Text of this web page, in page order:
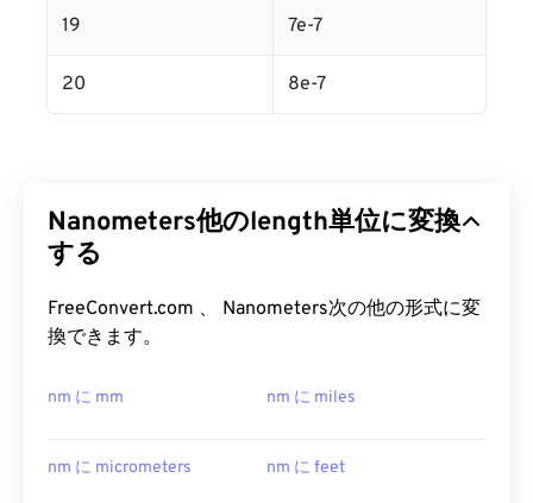
19 7e-7
20 8e-7
Nanometers他のlength単位に変換
する
FreeConvert.com 、 Nanometers次の他の形式に変
換できます。
nm に mm nm に miles
nm に micrometers nm に feet